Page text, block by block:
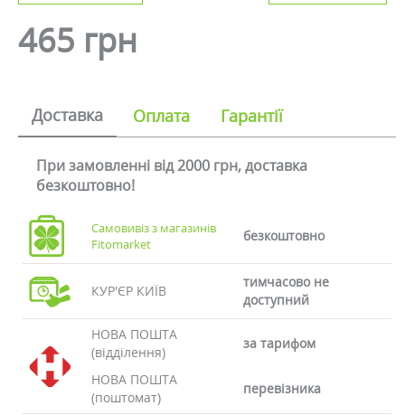
465 грн
Доставка Оплата Гарантії
При замовленні від 2000 грн, доставка
безкоштовно!
Самовивіз з магазинів
Fitomarket
безкоштовно
КУР'ЄР КИЇВ
тимчасово не
доступний
НОВА ПОШТА
(відділення)
за тарифом
НОВА ПОШТА
(поштомат)
перевізника